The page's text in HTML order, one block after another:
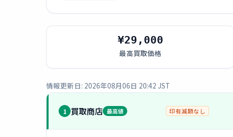
¥29,000
最高買取価格
情報更新日: 2026年08月06日 20:42 JST
1 買取商店 最高値 印有減額なし